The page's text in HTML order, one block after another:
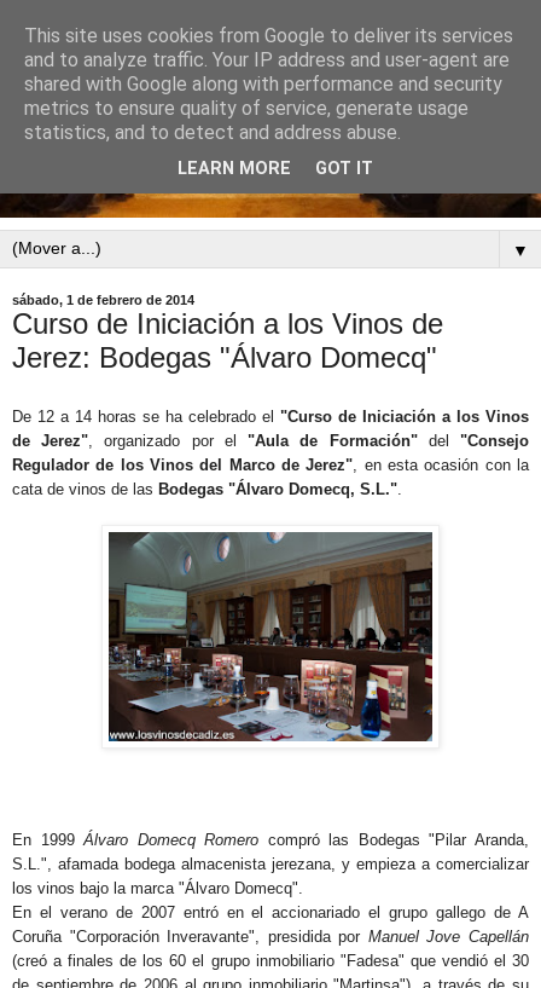
▼
sábado, 1 de febrero de 2014
Curso de Iniciación a los Vinos de
Jerez: Bodegas "Álvaro Domecq"
De 12 a 14 horas se ha celebrado el "Curso de Iniciación a los Vinos
de Jerez" , organizado por el"Aula de Formación"del"Consejo
Regulador de los Vinos del Marco de Jerez" , en esta ocasión con la
cata de vinos de las Bodegas "Álvaro Domecq, S.L."
En 1999Álvaro Domecq Romero compró las Bodegas "Pilar Aranda,
S.L.", afamada bodega almacenista jerezana, y empieza a comercializar
los vinos bajo la marca "Álvaro Domecq".
En el verano de 2007 entró en el accionariado el grupo gallego de A
Coruña "Corporación Inveravante", presidida por Manuel Jove Capellán
(creó a finales de los 60 el grupo inmobiliario "Fadesa" que vendió el 30
This site uses cookies from Google to deliver its services
and to analyze traffic. Your IP address and user-agent are
shared with Google along with performance and security
metrics to ensure quality of service, generate usage
statistics, and to detect and address abuse.
LEARN MORE GOT IT